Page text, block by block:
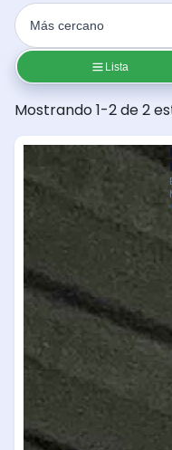
Lista
Mostrando 1-2 de 2